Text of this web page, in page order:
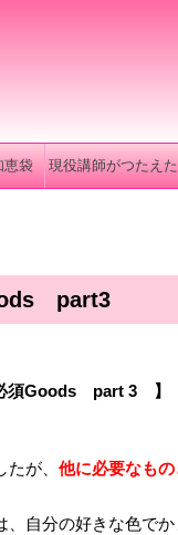
恵袋 現役講師がつたえ
part3
須Goods part 3 】
が、 他に必要なも
自分の好きな色で